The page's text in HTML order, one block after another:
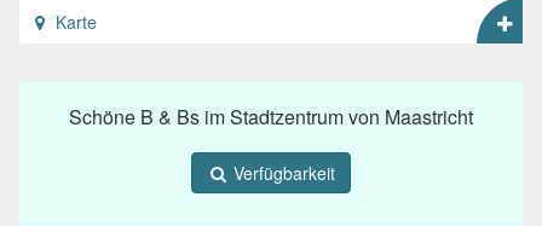
Karte
Schöne B & Bs im Stadtzentrum von Maastricht
Verfügbarkeit